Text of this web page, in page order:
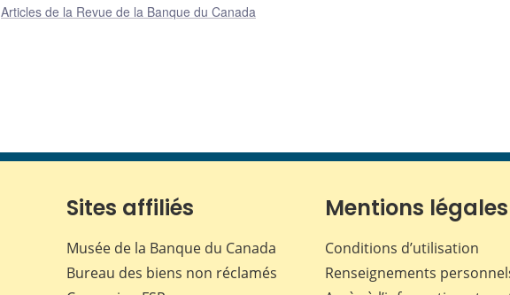
Articles de la Revue de la Banque du Canada
Sites affiliés
Musée de la Banque du Canada
Bureau des biens non réclamés
Mentions légales
Conditions d’utilisation
Renseignements